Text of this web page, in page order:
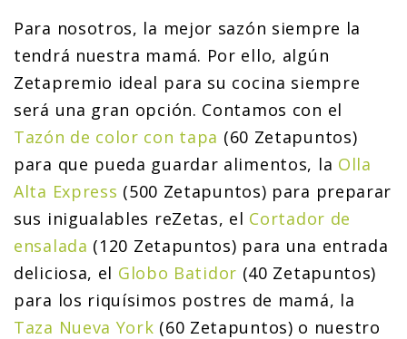
Para nosotros, la mejor sazón siempre la
tendrá nuestra mamá. Por ello, algún
Zetapremio ideal para su cocina siempre
será una gran opción. Contamos con el
Tazón de color con tapa (60 Zetapuntos)
para que pueda guardar alimentos, la Olla
Alta Express (500 Zetapuntos) para preparar
sus inigualables reZetas, el Cortador de
ensalada (120 Zetapuntos) para una entrada
deliciosa, el Globo Batidor (40 Zetapuntos)
para los riquísimos postres de mamá, la
Taza Nueva York (60 Zetapuntos) o nuestro